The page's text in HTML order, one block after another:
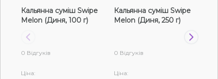
Рідини для електронних сигарет
Подарункові набори
Кальянна суміш Swipe
Melon (Диня, 100 г)
0 Відгуків
Ціна:
Кальянна суміш Swipe
Melon (Диня, 250 г)
0 Відгуків
Ціна: